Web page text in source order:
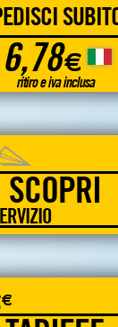
6,78€
ritiro e iva inclusa
SCOPRI
€